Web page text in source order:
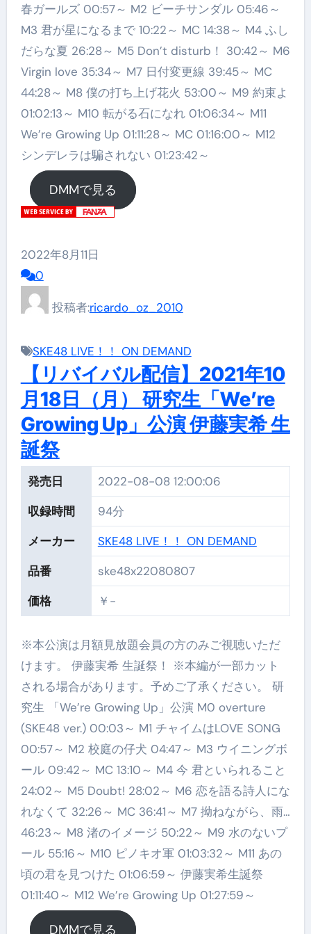
春ガールズ 00:57～ M2 ビーチサンダル 05:46～
M3 君が星になるまで 10:22～ MC 14:38～ M4 ふし
だらな夏 26:28～ M5 Don’t disturb！ 30:42～ M6
Virgin love 35:34～ M7 日付変更線 39:45～ MC
44:28～ M8 僕の打ち上げ花火 53:00～ M9 約束よ
01:02:13～ M10 転がる石になれ 01:06:34～ M11
We’re Growing Up 01:11:28～ MC 01:16:00～ M12
シンデレラは騙されない 01:23:42～
DMMで見る
2022年8月11日
0
投稿者:ricardo_oz_2010
SKE48 LIVE！！ ON DEMAND
【リバイバル配信】2021年10
月18日（月） 研究生「We’re
Growing Up」公演 伊藤実希 生
誕祭
発売日
2022-08-08 12:00:06
収録時間
94分
メーカー
SKE48 LIVE！！ ON DEMAND
品番
ske48x22080807
価格
￥-
※本公演は月額見放題会員の方のみご視聴いただ
けます。 伊藤実希 生誕祭！ ※本編が一部カット
される場合があります。予めご了承ください。 研
究生 「We’re Growing Up」公演 M0 overture
(SKE48 ver.) 00:03～ M1 チャイムはLOVE SONG
00:57～ M2 校庭の仔犬 04:47～ M3 ウイニングボ
ール 09:42～ MC 13:10～ M4 今 君といられること
24:02～ M5 Doubt! 28:02～ M6 恋を語る詩人にな
れなくて 32:26～ MC 36:41～ M7 拗ねながら、雨…
46:23～ M8 渚のイメージ 50:22～ M9 水のないプ
ール 55:16～ M10 ピノキオ軍 01:03:32～ M11 あの
頃の君を見つけた 01:06:59～ 伊藤実希生誕祭
01:11:40～ M12 We’re Growing Up 01:27:59～
DMMで見る